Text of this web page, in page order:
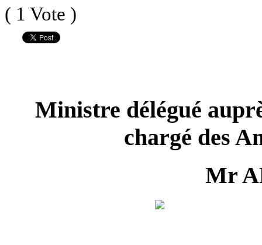
( 1 Vote )
Ministre délégué
chargé des
Mr